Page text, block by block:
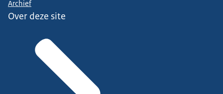
Archief
Over deze site